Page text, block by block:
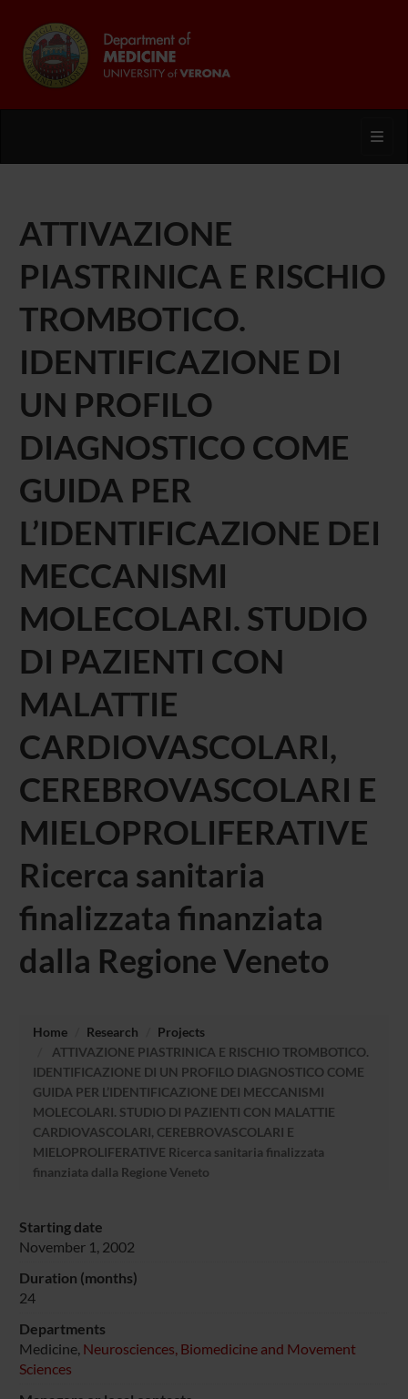
ATTIVAZIONE
PIASTRINICA E RISCHIO
TROMBOTICO.
IDENTIFICAZIONE DI
UN PROFILO
DIAGNOSTICO COME
GUIDA PER
L’IDENTIFICAZIONE DEI
MECCANISMI
MOLECOLARI. STUDIO
DI PAZIENTI CON
MALATTIE
CARDIOVASCOLARI,
CEREBROVASCOLARI E
MIELOPROLIFERATIVE
Ricerca sanitaria
finalizzata finanziata
dalla Regione Veneto
Home Research
Projects
ATTIVAZIONE PIASTRINICA E RISCHIO TROMBOTICO.
IDENTIFICAZIONE DI UN PROFILO DIAGNOSTICO COME
GUIDA PER L’IDENTIFICAZIONE DEI MECCANISMI
MOLECOLARI. STUDIO DI PAZIENTI CON MALATTIE
CARDIOVASCOLARI, CEREBROVASCOLARI E
MIELOPROLIFERATIVE Ricerca sanitaria finalizzata
finanziata dalla Regione Veneto
Starting date
November 1, 2002
Duration (months)
24
Departments
Medicine, Neurosciences, Biomedicine and Movement
Sciences